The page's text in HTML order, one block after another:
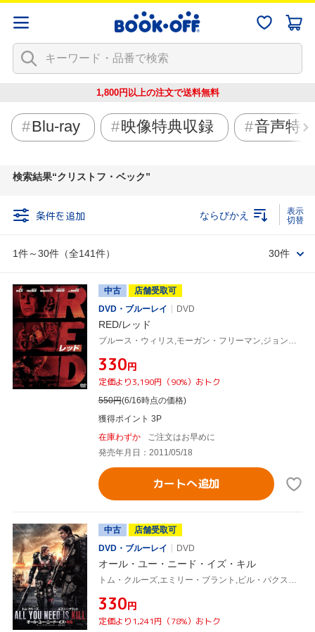
1,800円以上の注文で送料無料
Blu-ray 映像特典収録 音声特
検索結果 クリストフ・ベック
条件を追加
1件～30件（全141件）
ならびかえ
30件
中古
店舗受取可
DVD・ブルーレイ
DVD
RED/レッド
ブルース・ウィリス,モーガン・フリーマン,ジョン・マルコヴィッチ,ロベルト・シュヴェンケ(監督),クリストフ・ベック(音楽)
¥330円
定価より3,190円（90%）おトク
550円(6/16時点の価格)
獲得ポイント 3P
在庫わずか
ご注文はお早めに
発売年月日：2011/05/18
カートへ追加
中古
店舗受取可
DVD・ブルーレイ
DVD
オール・ユー・ニード・イズ・キル
トム・クルーズ,エミリー・ブラント,ビル・パクストン,ダグ・リーマン(監督、製作総指揮),桜坂洋(原作),クリストフ・ベック(音楽)
¥330円
定価より1,241円（78%）おトク